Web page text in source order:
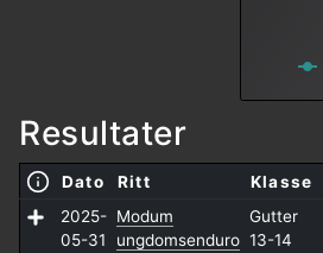
Resultater
Dato Ritt Klasse
2025-
05-31
Modum
ungdomsenduro
Gutter
13-14